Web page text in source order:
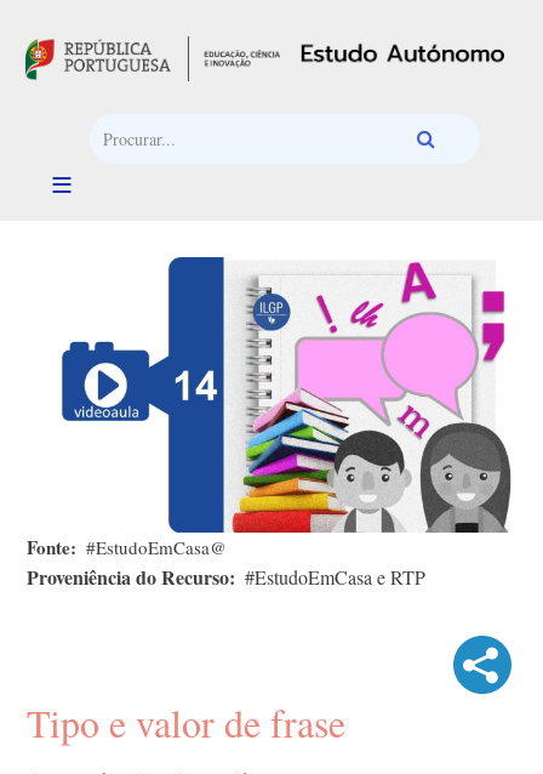
Fonte #EstudoEmCasa@
Proveniência do Recurso #EstudoEmCasa e RTP
Tipo e valor de frase